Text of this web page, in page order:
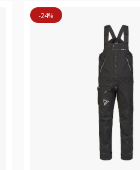
-24%